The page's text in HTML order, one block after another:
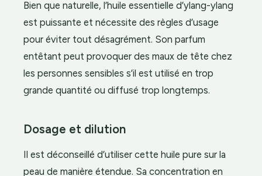
Bien que naturelle, l’huile essentielle d’ylang-ylang
est puissante et nécessite des règles d’usage
pour éviter tout désagrément. Son parfum
entêtant peut provoquer des maux de tête chez
les personnes sensibles s’il est utilisé en trop
grande quantité ou diffusé trop longtemps.
Dosage et dilution
Il est déconseillé d’utiliser cette huile pure sur la
peau de manière étendue. Sa concentration en